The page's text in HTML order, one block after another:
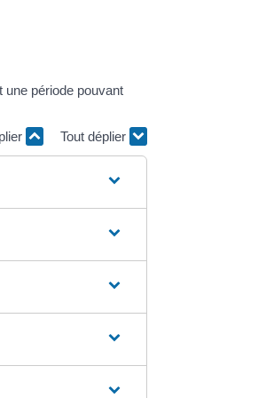
une période pouvant
Tout déplier